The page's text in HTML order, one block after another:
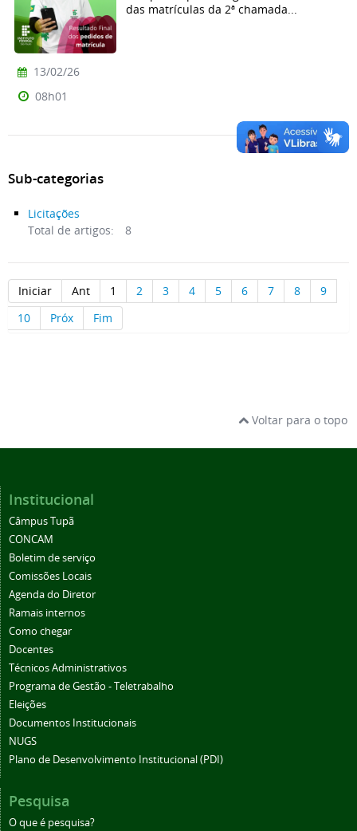
das matrículas da 2ª chamada...
13/02/26
08h01
Sub-categorias
Licitações
Total de artigos:
8
Iniciar Ant 1 2 3 4 5 6 7 8
9
10
Próx Fim
Voltar para o topo
Institucional
Câmpus Tupã
CONCAM
Boletim de serviço
Comissões Locais
Agenda do Diretor
Ramais internos
Como chegar
Docentes
Técnicos Administrativos
Programa de Gestão - Teletrabalho
Eleições
Documentos Institucionais
NUGS
Plano de Desenvolvimento Institucional (PDI)
Pesquisa
O que é pesquisa?